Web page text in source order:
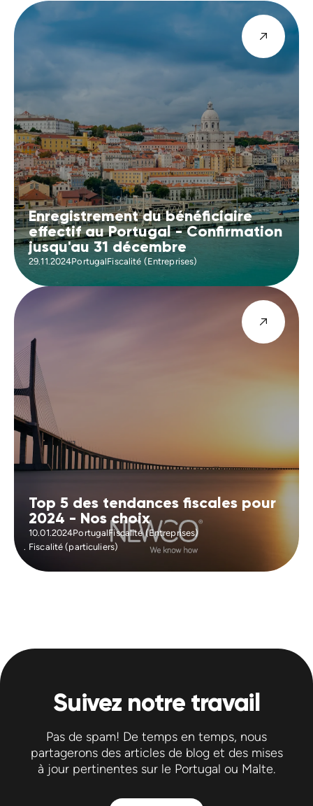
Enregistrement du bénéficiaire
effectif au Portugal - Confirmation
jusqu'au 31 décembre
29.11.2024PortugalFiscalité (Entreprises)
Top 5 des tendances fiscales pour
2024 - Nos choix
10.01.2024PortugalFiscalité (Entreprises)
Fiscalité (particuliers)
Suivez notre travail
Pas de spam! De temps en temps, nous
partagerons des articles de blog et des mises
à jour pertinentes sur le Portugal ou Malte.